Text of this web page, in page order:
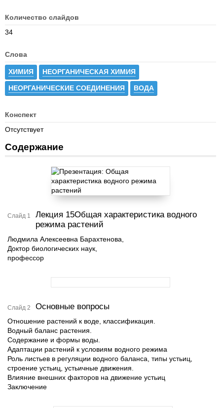
Количество слайдов
34
Слова
ХИМИЯ НЕОРГАНИЧЕСКАЯ ХИМИЯ
НЕОРГАНИЧЕСКИЕ СОЕДИНЕНИЯ ВОДА
Конспект
Отсутствует
Содержание
Слайд 1
Лекция 15Общая характеристика водного
режима растений
Людмила Алексеевна Барахтенова,
Доктор биологических наук,
профессор
Слайд 2 Основные вопросы
Отношение растений к воде, классификация.
Водный баланс растения.
Содержание и формы воды.
Адаптации растений к условиям водного режима
Роль листьев в регуляции водного баланса, типы устьиц,
строение устьиц, устьичные движения.
Влияние внешних факторов на движение устьиц
Заключение